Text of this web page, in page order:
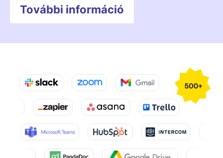
További információ
Új ablakban nyílik meg